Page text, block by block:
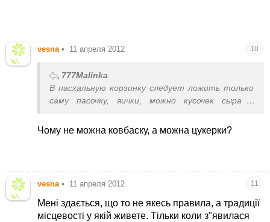
vesna • 11 апреля 2012 10
777Malinka
В пасхальную корзинку следует ложить только
саму пасочку, яички, можно кусочек сыра и
Чому не можна ковбаску, а можна цукерки?
vesna • 11 апреля 2012 11
Мені здається, що то не якесь правила, а традиції
місцевості у якій живете. Тільки коли з"явилася